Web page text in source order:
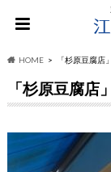
HOME 「杉原豆腐店
「杉原豆腐店